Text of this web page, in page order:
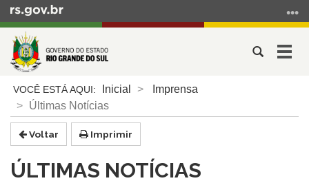
para
conteúdo
para
menu
para
Abrir
conteúdo
Inicial
Imprensa
Últimas Notícias
Voltar Imprimir
ÚLTIMAS NOTÍCIAS